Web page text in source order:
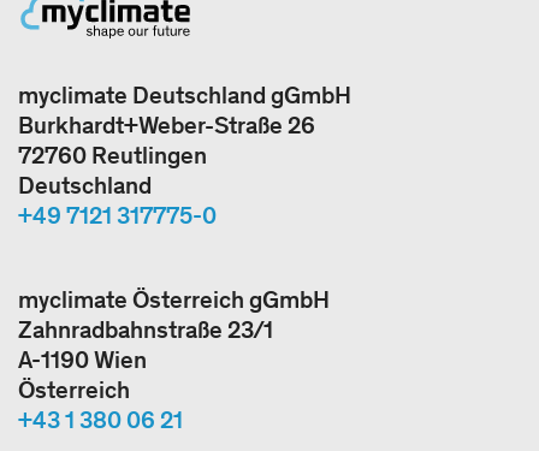
myclimate Deutschland gGmbH
Burkhardt+Weber-Straße 26
72760 Reutlingen
Deutschland
+49 7121 317775-0
myclimate Österreich gGmbH
Zahnradbahnstraße 23/1
A-1190 Wien
Österreich
+43 1 380 06 21